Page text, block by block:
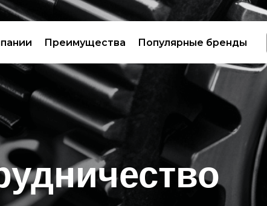
Преимущества Популярные бренды